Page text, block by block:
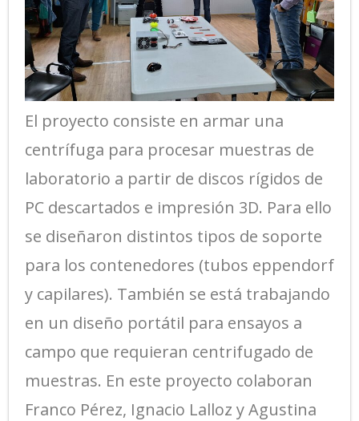
El proyecto consiste en armar una
centrífuga para procesar muestras de
laboratorio a partir de discos rígidos de
PC descartados e impresión 3D. Para ello
se diseñaron distintos tipos de soporte
para los contenedores (tubos eppendorf
y capilares). También se está trabajando
en un diseño portátil para ensayos a
campo que requieran centrifugado de
muestras. En este proyecto colaboran
Franco Pérez, Ignacio Lalloz y Agustina